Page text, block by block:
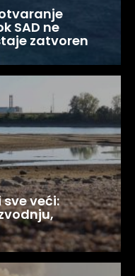
SAD ne
zatvoren
veći: